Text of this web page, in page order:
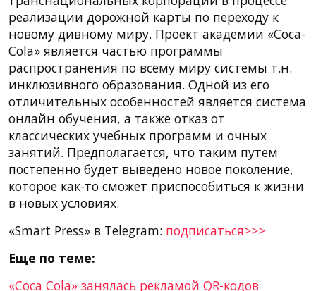
реализации дорожной карты по переходу к
новому дивному миру. Проект академии «Coca-
Cola» является частью программы
распространения по всему миру системы т.н.
инклюзивного образования. Одной из его
отличительных особенностей является система
онлайн обучения, а также отказ от
классических учебных программ и очных
занятий. Предполагается, что таким путем
постепенно будет выведено новое поколение,
которое как-то сможет приспособиться к жизни
в новых условиях.
«Smart Press» в Telegram: подписаться>>>
Еще по теме:
«Coca Cola» занялась рекламой QR-кодов